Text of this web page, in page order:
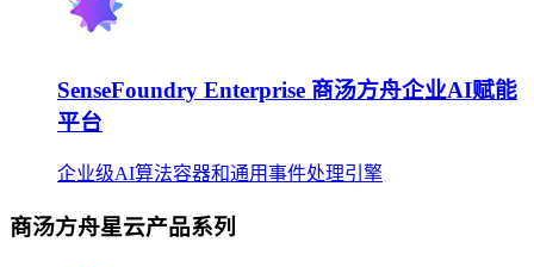
SenseFoundry Enterprise 商汤方舟企业AI赋能
平台
企业级AI算法容器和通用事件处理引擎
商汤方舟星云产品系列